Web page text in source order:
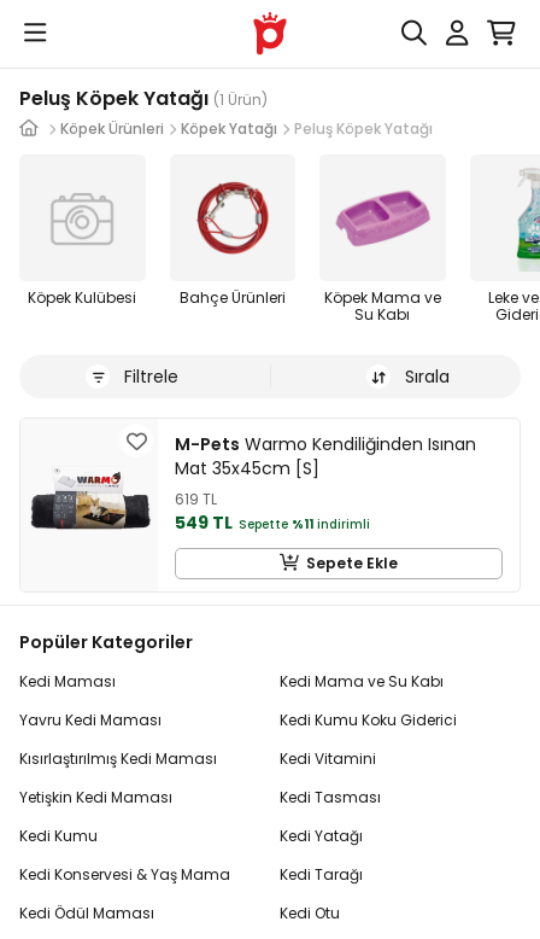
Peluş Köpek Yatağı (1 Ürün)
Köpek Ürünleri
Köpek Yatağı Peluş Köpek Yatağı
Köpek Kulübesi Bahçe Ürünleri
Köpek Mama ve
Su Kabı
Leke
Filtrele Sırala
M-Pets Warmo Kendiliğinden Isınan
Mat 35x45cm [S]
619 TL
549 TL Sepette %11 indirimli
Sepete Ekle
Popüler Kategoriler
Kedi Maması
Yavru Kedi Maması
Kısırlaştırılmış Kedi Maması
Yetişkin Kedi Maması
Kedi Kumu
Kedi Konservesi & Yaş Mama
Kedi Ödül Maması
Kedi Mama ve Su Kabı
Kedi Kumu Koku Giderici
Kedi Vitamini
Kedi Tasması
Kedi Yatağı
Kedi Tarağı
Kedi Otu